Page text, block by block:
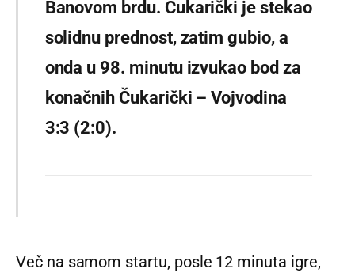
Banovom brdu. Čukarički je stekao
solidnu prednost, zatim gubio, a
onda u 98. minutu izvukao bod za
konačnih Čukarički – Vojvodina
3:3 (2:0).
Več na samom startu, posle 12 minuta igre,